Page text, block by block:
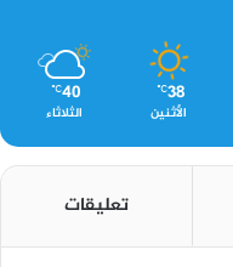
38
℃
الأثنين
40
℃
الثلاثاء
تعليقات